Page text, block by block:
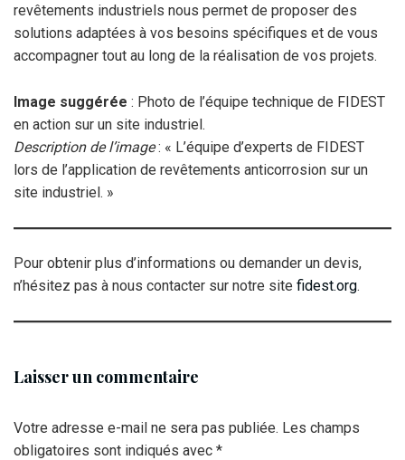
revêtements industriels nous permet de proposer des
solutions adaptées à vos besoins spécifiques et de vous
accompagner tout au long de la réalisation de vos projets.
Image suggérée : Photo de l’équipe technique de FIDEST
en action sur un site industriel.
Description de l’image: « L’équipe d’experts de FIDEST
lors de l’application de revêtements anticorrosion sur un
site industriel. »
Pour obtenir plus d’informations ou demander un devis,
n’hésitez pas à nous contacter sur notre site fidest.org.
Laisser un commentaire
Votre adresse e-mail ne sera pas publiée. Les champs
obligatoires sont indiqués avec *